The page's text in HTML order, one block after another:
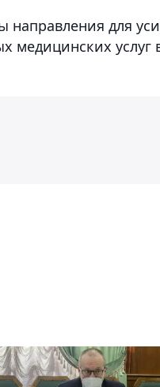
направления для
услуг